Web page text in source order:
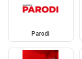
Parodi